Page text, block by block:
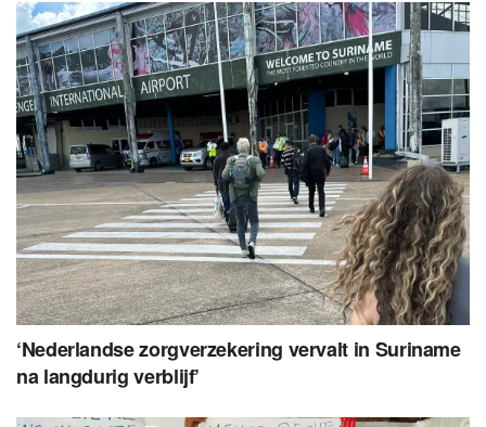
‘Nederlandse zorgverzekering vervalt in Suriname
na langdurig verblijf’